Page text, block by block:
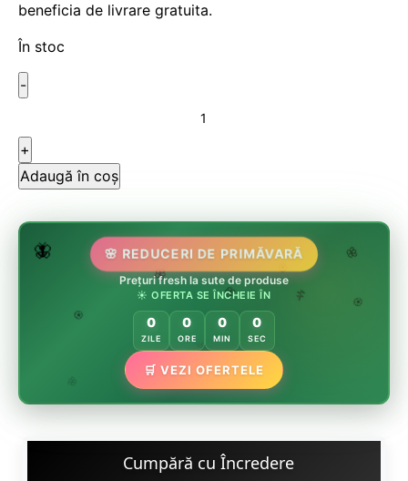
beneficia de livrare gratuita.
În stoc
Adaugă în coș
🌸
🌸
🌿
🌸
🏵️
🌷
🦋 🌸 REDUCERI DE PRIMĂVARĂ
Prețuri fresh la sute de produse
☀️ OFERTA SE ÎNCHEIE ÎN
0
ZILE
0
ORE
0
MIN
0
SEC
🛒 VEZI OFERTELE
Cumpără cu Încredere